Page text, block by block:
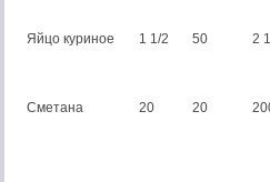
Яйцо куриное 1 1/2 50 2
Сметана 20 20